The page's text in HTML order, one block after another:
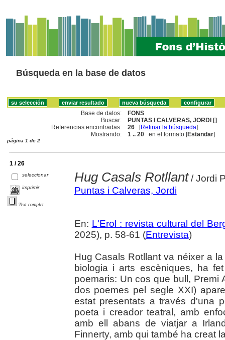
Búsqueda en la base de datos
Base de datos:
FONS
Buscar:
PUNTAS I CALVERAS, JORDI []
Referencias encontradas:
26 [Refinar la búsqueda]
Mostrando:
1 .. 20 en el formato [Estandar]
página 1 de 2
1 / 26
seleccionar
imprimir
Text complet
Hug Casals Rotllant/ Jordi
Puntas i Calveras, Jordi
En: L'Erol : revista cultural del
2025), p. 58-61 (Entrevista)
Hug Casals Rotllant va néixer a
biologia i arts escèniques, ha
poemaris: Un cos que bull, Premi
dos poemes pel segle XXI)
estat presentats a través d'una
poeta i creador teatral, amb
amb ell abans de viatjar a
Finnerty, amb qui també ha creat